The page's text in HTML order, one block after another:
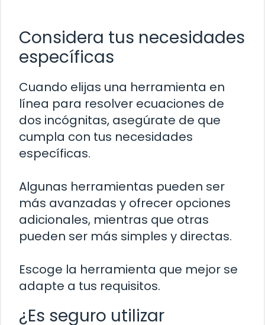
Considera tus necesidades
específicas
Cuando elijas una herramienta en
línea para resolver ecuaciones de
dos incógnitas, asegúrate de que
cumpla con tus necesidades
específicas.
Algunas herramientas pueden ser
más avanzadas y ofrecer opciones
adicionales, mientras que otras
pueden ser más simples y directas.
Escoge la herramienta que mejor se
adapte a tus requisitos.
¿Es seguro utilizar